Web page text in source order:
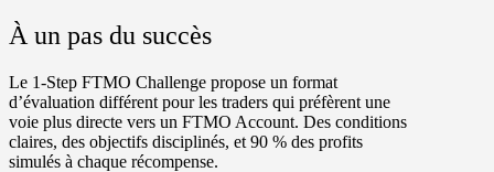
À un pas du succès
Le 1-Step FTMO Challenge propose un format
d’évaluation différent pour les traders qui préfèrent une
voie plus directe vers un FTMO Account. Des conditions
claires, des objectifs disciplinés, et 90 % des profits
simulés à chaque récompense.